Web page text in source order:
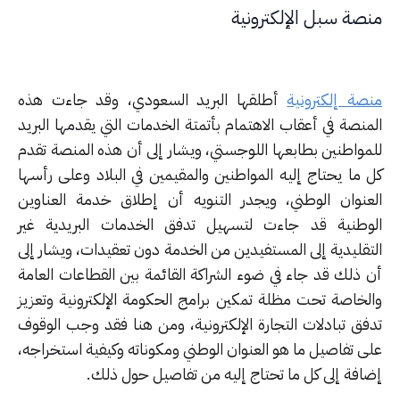
سبل الإلكترونية
إلكترونيةأطلقها البريد السعودي، وقد جاءت هذه
في أعقاب الاهتمام بأتمتة الخدمات التي يقدمها البريد
بطابعها اللوجستي، ويشار إلى أن هذه المنصة تقدم
ما يحتاج إليه المواطنين والمقيمين في البلاد وعلى رأسها
الوطني، ويجدر التنويه أن إطلاق خدمة العناوين
قد جاءت لتسهيل تدفق الخدمات البريدية غير
إلى المستفيدين من الخدمة دون تعقيدات، ويشار إلى
ذلك قد جاء في ضوء الشراكة القائمة بين القطاعات العامة
تحت مظلة تمكين برامج الحكومة الإلكترونية وتعزيز
تبادلات التجارة الإلكترونية، ومن هنا فقد وجب الوقوف
تفاصيل ما هو العنوان الوطني ومكوناته وكيفية استخراجه،
إلى كل ما تحتاج إليه من تفاصيل حول ذلك.